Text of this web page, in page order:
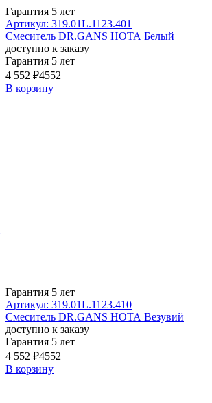
Гарантия 5 лет
Артикул: 319.01L.1123.401
Смеситель DR.GANS НОТА Белый
доступно к заказу
Гарантия 5 лет
4 552 ₽4552
В корзину
Гарантия 5 лет
Артикул: 319.01L.1123.410
Смеситель DR.GANS НОТА Везувий
доступно к заказу
Гарантия 5 лет
4 552 ₽4552
В корзину